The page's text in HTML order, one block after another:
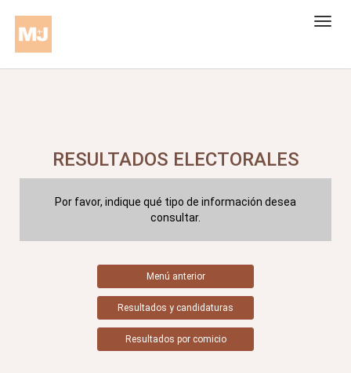
RESULTADOS ELECTORALES
Por favor, indique qué tipo de información desea
consultar.
Menú anterior
Resultados y candidaturas
Resultados por comicio